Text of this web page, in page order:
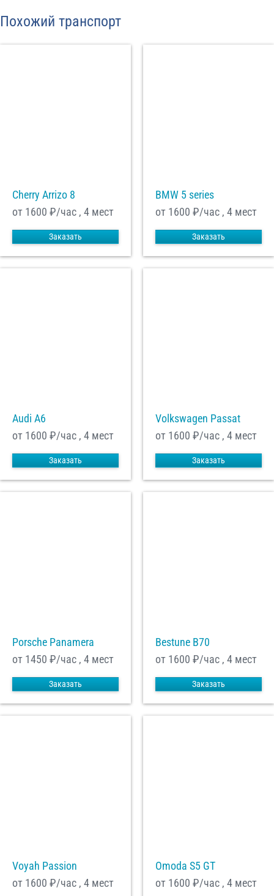
Похожий транспорт
Cherry Arrizo 8
от 1600 ₽/час , 4 мест
Заказать
BMW 5 series
от 1600 ₽/час , 4 мест
Заказать
Audi A6
от 1600 ₽/час , 4 мест
Заказать
Volkswagen Passat
от 1600 ₽/час , 4 мест
Заказать
Porsche Panamera
от 1450 ₽/час , 4 мест
Заказать
Bestune B70
от 1600 ₽/час , 4 мест
Заказать
Voyah Passion
от 1600 ₽/час , 4 мест
Omoda S5 GT
от 1600 ₽/час , 4 мест